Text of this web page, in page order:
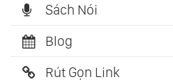
Sách Nói
Blog
Rút Gọn Link